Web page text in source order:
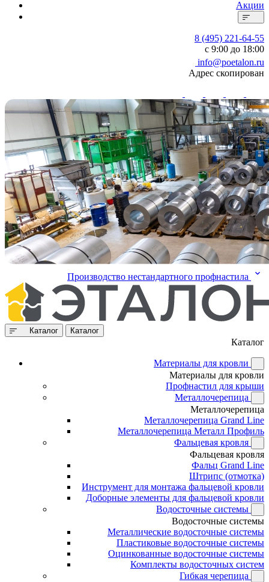
Акции
8 (495) 221-64-55
с 9:00 до 18:00
info@poetalon.ru
Адрес скопирован
Производство нестандартного профнастила
Каталог Каталог
Каталог
Материалы для кровли
Материалы для кровли
Профнастил для крыши
Металлочерепица
Металлочерепица
Металлочерепица Grand Line
Металлочерепица Металл Профиль
Фальцевая кровля
Фальцевая кровля
Фальц Grand Line
Штрипс (отмотка)
Инструмент для монтажа фальцевой кровли
Доборные элементы для фальцевой кровли
Водосточные системы
Водосточные системы
Металлические водосточные системы
Пластиковые водосточные системы
Оцинкованные водосточные системы
Комплекты водосточных систем
Гибкая черепица